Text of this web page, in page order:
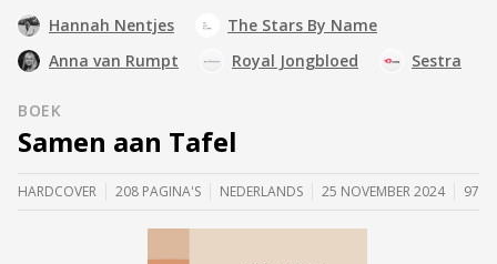
Hannah Nentjes
The Stars By Name
Anna van Rumpt
Royal Jongbloed Sestra
BOEK
Samen aan Tafel
HARDCOVER 208 PAGINA'S NEDERLANDS 25 NOVEMBER 2024